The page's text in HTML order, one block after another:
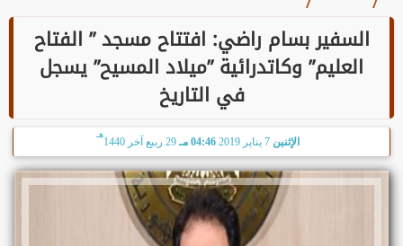
السفير بسام راضي: افتتاح مسجد ” الفتاح
العليم” وكاتدرائية ”ميلاد المسيح” يسجل
في التاريخ
الإثنين 04:46 مـ 29 ربيع آخر 1440
هـ